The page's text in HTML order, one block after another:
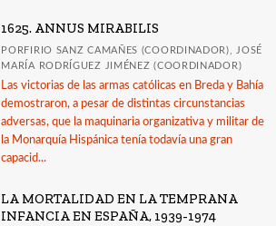
1625. ANNUS MIRABILIS
PORFIRIO SANZ CAMAÑES (COORDINADOR), JOSÉ
MARÍA RODRÍGUEZ JIMÉNEZ (COORDINADOR)
Las victorias de las armas católicas en Breda y Bahía
demostraron, a pesar de distintas circunstancias
adversas, que la maquinaria organizativa y militar de
la Monarquía Hispánica tenía todavía una gran
capacid...
LA MORTALIDAD EN LA TEMPRANA
INFANCIA EN ESPAÑA, 1939-1974